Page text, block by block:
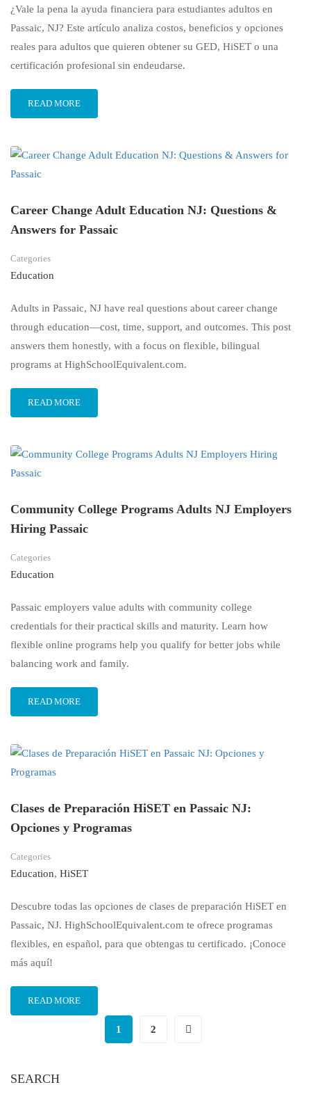
¿Vale la pena la ayuda financiera para estudiantes adultos en
Passaic, NJ? Este artículo analiza costos, beneficios y opciones
reales para adultos que quieren obtener su GED, HiSET o una
certificación profesional sin endeudarse.
READ MORE
Career Change Adult Education NJ: Questions &
Answers for Passaic
Categories
Education
Adults in Passaic, NJ have real questions about career change
through education—cost, time, support, and outcomes. This post
answers them honestly, with a focus on flexible, bilingual
programs at HighSchoolEquivalent.com.
READ MORE
Community College Programs Adults NJ Employers
Hiring Passaic
Categories
Education
Passaic employers value adults with community college
credentials for their practical skills and maturity. Learn how
flexible online programs help you qualify for better jobs while
balancing work and family.
READ MORE
Clases de Preparación HiSET en Passaic NJ:
Opciones y Programas
Categories
Education, HiSET
Descubre todas las opciones de clases de preparación HiSET en
Passaic, NJ. HighSchoolEquivalent.com te ofrece programas
flexibles, en español, para que obtengas tu certificado. ¡Conoce
más aquí!
READ MORE
1 2
SEARCH